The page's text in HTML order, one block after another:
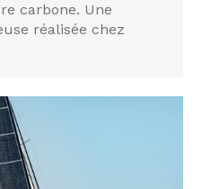
carbone. Une
réalisée chez